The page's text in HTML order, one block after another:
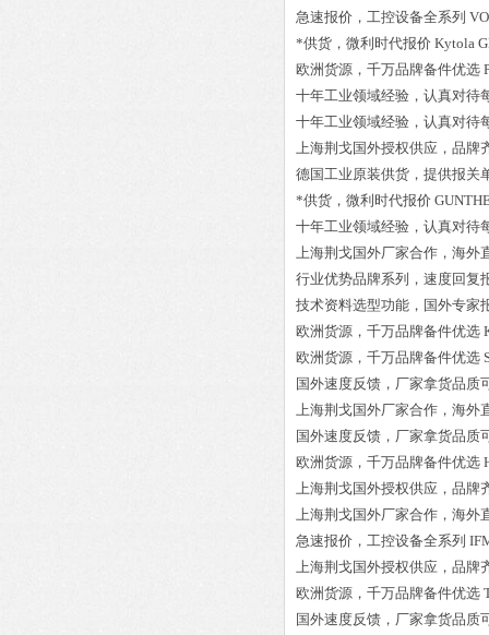
急速报价，工控设备全系列
*供货，微利时代报价 Kytola
欧洲货源，千万品牌备件优选
十年工业领域经验，认真对待
十年工业领域经验，认真对待
上海荆戈国外授权供应，品牌
德国工业原装供货，提供报关
*供货，微利时代报价
十年工业领域经验，认真对待
上海荆戈国外厂家合作，海外
行业优势品牌系列，速度回复
技术资料选型功能，国外专家
欧洲货源，千万品牌备件优选
欧洲货源，千万品牌备件优选
国外速度反馈，厂家拿货品质
上海荆戈国外厂家合作，海外
国外速度反馈，厂家拿货品质
欧洲货源，千万品牌备件优选
上海荆戈国外授权供应，品牌
上海荆戈国外厂家合作，海外
急速报价，工控设备全系列
上海荆戈国外授权供应，品牌
欧洲货源，千万品牌备件优选
国外速度反馈，厂家拿货品质